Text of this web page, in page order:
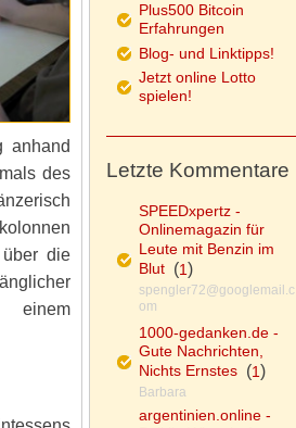
anhand
des
die
einem
Plus500 Bitcoin
Erfahrungen
Blog- und Linktipps!
Jetzt online Lotto
spielen!
Letzte Kommentare
SPEEDxpertz -
Onlinemagazin für
Leute mit Benzin im
Blut(1)
spengler72@googlemail.c
om
1000-gedanken.de -
Gute Nachrichten,
Nichts Ernstes(1)
Barbara
argentinien.online -